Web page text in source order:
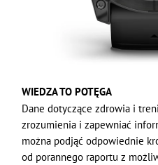
WIEDZA TO POTĘGA
Dane dotyczące zdrowia i
zrozumienia i zapewniać
można podjąć odpowiednie
od porannego raportu z